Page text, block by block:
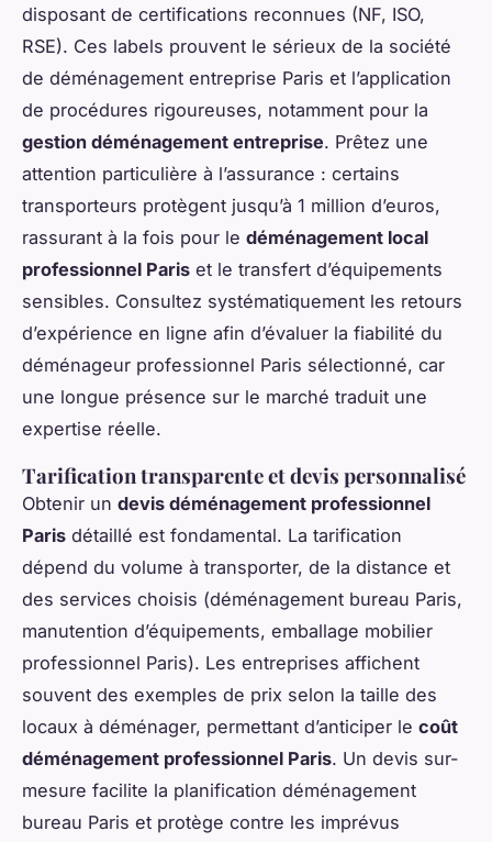
disposant de certifications reconnues (NF, ISO,
RSE). Ces labels prouvent le sérieux de la société
de déménagement entreprise Paris et l’application
de procédures rigoureuses, notamment pour la
gestion déménagement entreprise. Prêtez une
attention particulière à l’assurance : certains
transporteurs protègent jusqu’à 1 million d’euros,
rassurant à la fois pour le déménagement local
professionnel Paris et le transfert d’équipements
sensibles. Consultez systématiquement les retours
d’expérience en ligne afin d’évaluer la fiabilité du
déménageur professionnel Paris sélectionné, car
une longue présence sur le marché traduit une
expertise réelle.
Tarification transparente et devis personnalisé
Obtenir un devis déménagement professionnel
Paris détaillé est fondamental. La tarification
dépend du volume à transporter, de la distance et
des services choisis (déménagement bureau Paris,
manutention d’équipements, emballage mobilier
professionnel Paris). Les entreprises affichent
souvent des exemples de prix selon la taille des
locaux à déménager, permettant d’anticiper le coût
déménagement professionnel Paris. Un devis sur-
mesure facilite la planification déménagement
bureau Paris et protège contre les imprévus